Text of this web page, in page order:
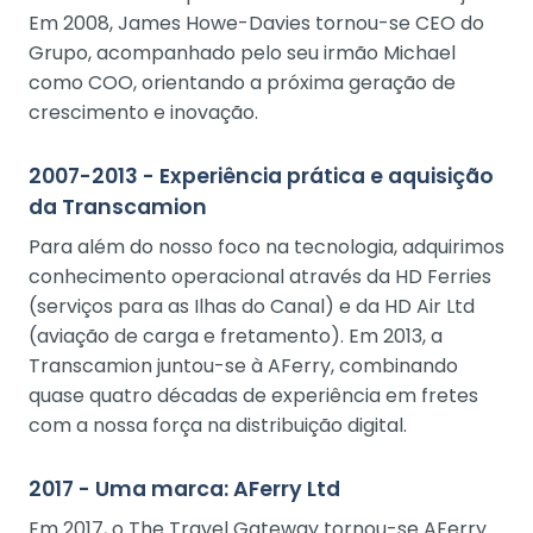
Em 2008, James Howe-Davies tornou-se CEO do
Grupo, acompanhado pelo seu irmão Michael
como COO, orientando a próxima geração de
crescimento e inovação.
2007-2013 - Experiência prática e aquisição
da Transcamion
Para além do nosso foco na tecnologia, adquirimos
conhecimento operacional através da HD Ferries
(serviços para as Ilhas do Canal) e da HD Air Ltd
(aviação de carga e fretamento). Em 2013, a
Transcamion juntou-se à AFerry, combinando
quase quatro décadas de experiência em fretes
com a nossa força na distribuição digital.
2017 - Uma marca: AFerry Ltd